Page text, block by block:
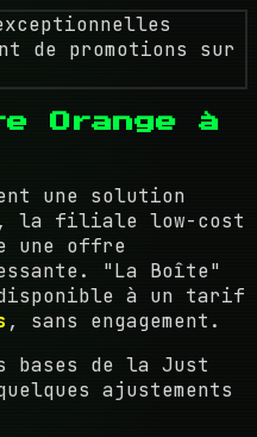
Orange à
une solution
la filiale low-cost
une offre
"La Boîte"
disponible à un tarif
, sans engagement.
bases de la Just
ajustements